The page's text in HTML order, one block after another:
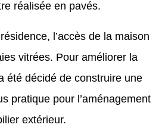
réalisée en pavés.
l’accès de la maison
vitrées. Pour améliorer la
été décidé de construire une
pratique pour l’aménagement
extérieur.